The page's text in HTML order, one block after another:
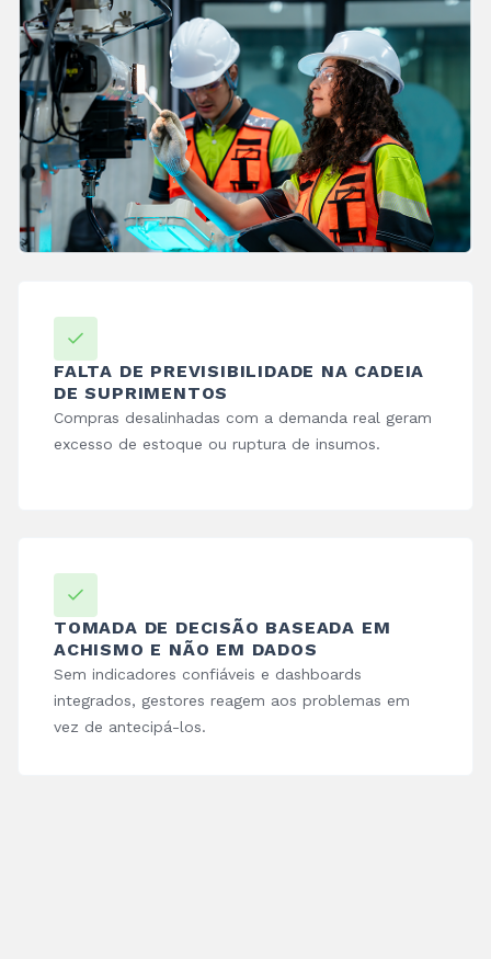
FALTA DE PREVISIBILIDADE NA CADEIA
DE SUPRIMENTOS
Compras desalinhadas com a demanda real geram
excesso de estoque ou ruptura de insumos.
TOMADA DE DECISÃO BASEADA EM
ACHISMO E NÃO EM DADOS
Sem indicadores confiáveis e dashboards
integrados, gestores reagem aos problemas em
vez de antecipá-los.